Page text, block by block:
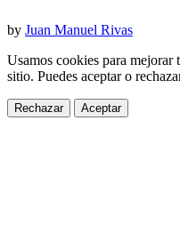
by Juan Manuel Rivas
Usamos cookies para
sitio. Puedes aceptar o
Rechazar Aceptar